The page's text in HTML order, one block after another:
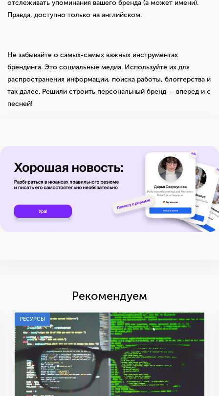
отслеживать упоминания вашего бренда (а может имени).
Правда, доступно только на английском.
Не забывайте о самых-самых важных инструментах
брендинга. Это социальные медиа. Используйте их для
распространения информации, поиска работы, блоггерства и
так далее. Решили строить персональный бренд — вперед и с
песней!
Рекомендуем
РЕСУРСЫ